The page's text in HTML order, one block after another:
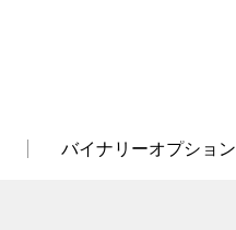
バイナリーオプション